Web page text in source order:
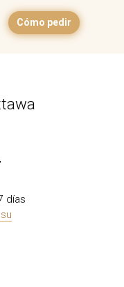
Cómo pedir
días